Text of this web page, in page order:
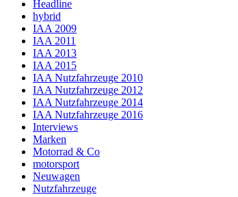
Headline
hybrid
IAA 2009
IAA 2011
IAA 2013
IAA 2015
IAA Nutzfahrzeuge 2010
IAA Nutzfahrzeuge 2012
IAA Nutzfahrzeuge 2014
IAA Nutzfahrzeuge 2016
Interviews
Marken
Motorrad & Co
motorsport
Neuwagen
Nutzfahrzeuge